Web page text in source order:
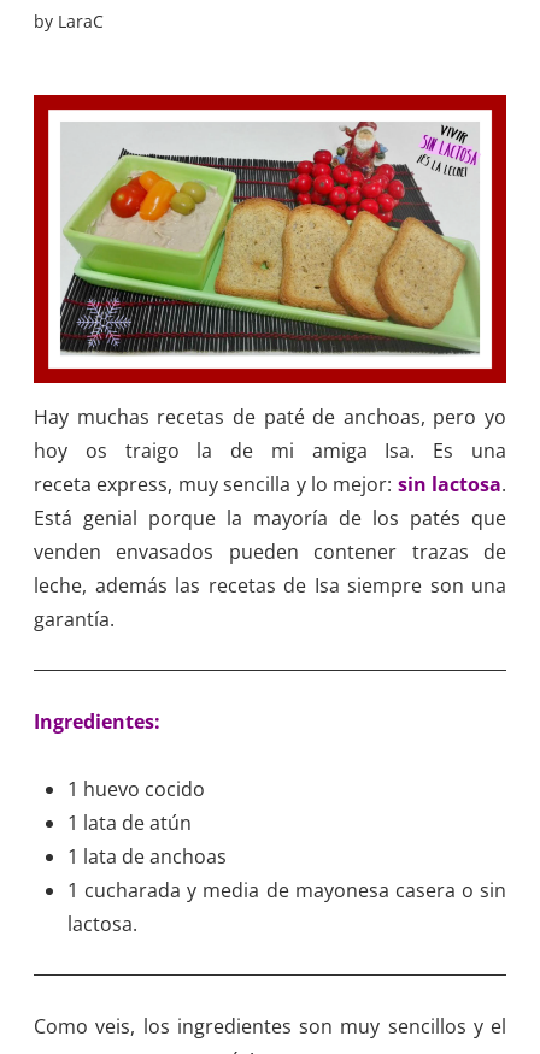
by LaraC
Hay muchas recetas de paté de anchoas, pero yo
hoy os traigo la de mi amiga Isa. Es una
receta express, muy sencilla y lo mejor: sin lactosa.
Está genial porque la mayoría de los patés que
venden envasados pueden contener trazas de
leche, además las recetas de Isa siempre son una
garantía.
Ingredientes:
1 huevo cocido
1 lata de atún
1 lata de anchoas
1 cucharada y media de mayonesa casera o sin
lactosa.
Como veis, los ingredientes son muy sencillos y el